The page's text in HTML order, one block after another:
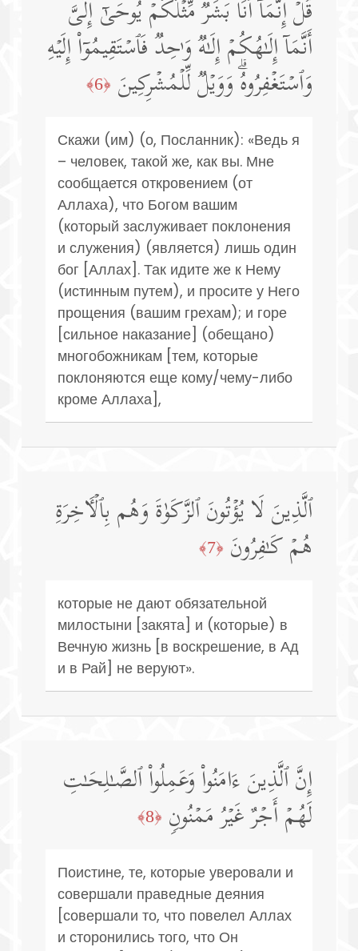
قُلۡ إِنَّمَاۤ أَنَا۠ بَشَرࣱ مِّثۡلُكُمۡ یُوحَىٰۤ إِلَیَّ
أَنَّمَاۤ إِلَـٰهُكُمۡ إِلَـٰهࣱ وَ ٰ⁠حِدࣱ فَٱسۡتَقِیمُوۤا۟ إِلَیۡهِ
وَٱسۡتَغۡفِرُوهُۗ وَوَیۡلࣱ لِّلۡمُشۡرِكِینَ ﴿6﴾
Скажи (им) (о, Посланник): «Ведь я
– человек, такой же, как вы. Мне
сообщается откровением (от
Аллаха), что Богом вашим
(который заслуживает поклонения
и служения) (является) лишь один
бог [Аллах]. Так идите же к Нему
(истинным путем), и просите у Него
прощения (вашим грехам); и горе
[сильное наказание] (обещано)
многобожникам [тем, которые
поклоняются еще кому/чему-либо
кроме Аллаха],
ٱلَّذِینَ لَا یُؤۡتُونَ ٱلزَّكَوٰةَ وَهُم بِٱلۡـَٔاخِرَةِ
هُمۡ كَـٰفِرُونَ ﴿7﴾
которые не дают обязательной
милостыни [закята] и (которые) в
Вечную жизнь [в воскрешение, в Ад
и в Рай] не веруют».
إِنَّ ٱلَّذِینَ ءَامَنُوا۟ وَعَمِلُوا۟ ٱلصَّـٰلِحَـٰتِ
لَهُمۡ أَجۡرٌ غَیۡرُ مَمۡنُونࣲ ﴿8﴾
Поистине, те, которые уверовали и
совершали праведные деяния
[совершали то, что повелел Аллах
и сторонились того, что Он